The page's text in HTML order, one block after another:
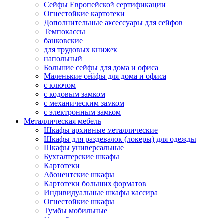
Сейфы Европейской сертификации
Огнестойкие картотеки
Дополнительные аксессуары для сейфов
Темпокассы
банковские
для трудовых книжек
напольный
Большие сейфы для дома и офиса
Маленькие сейфы для дома и офиса
с ключом
с кодовым замком
с механическим замком
с электронным замком
Металлическая мебель
Шкафы архивные металлические
Шкафы для раздевалок (локеры) для одежды
Шкафы универсальные
Бухгалтерские шкафы
Картотеки
Абонентские шкафы
Картотеки больших форматов
Индивидуальные шкафы кассира
Огнестойкие шкафы
Тумбы мобильные